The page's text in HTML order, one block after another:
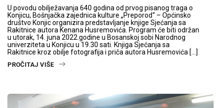
U povodu obilježavanja 640 godina od prvog pisanog traga o
Konjicu, Bošnjačka zajednica kulture „Preporod“ – Općinsko
društvo Konjic organizira predstavljanje knjige Sjećanja sa
Rakitnice autora Kenana Husremovića. Program će biti održan
u utorak, 14. juna 2022.godine u Bosanskoj sobi Narodnog
univerziteta u Konjicu u 19.30 sati. Knjiga Sjećanja sa
Rakitnice kroz obilje fotografija i priča autora Husremovića […]
PROČITAJ VIŠE